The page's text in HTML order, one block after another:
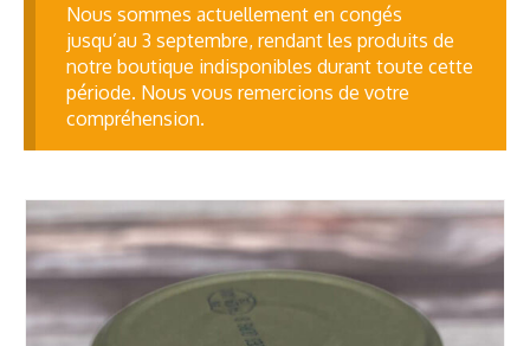
Nous sommes actuellement en congés
jusqu’au 3 septembre, rendant les produits de
notre boutique indisponibles durant toute cette
période. Nous vous remercions de votre
compréhension.